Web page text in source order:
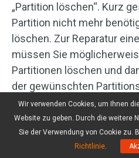
„Partition löschen“. Kurz
Partition nicht mehr
löschen. Zur Reparatur
müssen Sie
Partitionen löschen und
der gewünschten
gewünschten
MiniTool Partition Wizard
Löschen von Partitionen
Wir verwenden Cookies, um Ihnen
Website zu geben. Durch die weitere
Sie der Verwendung von Cookie zu.
Richtlinie.